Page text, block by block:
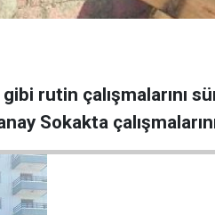
rutin çalışmalarını
Sokakta